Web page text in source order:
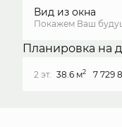
Вид из окна
Покажем Ваш
Планировка на
2 эт. 38.6 м2 7 729